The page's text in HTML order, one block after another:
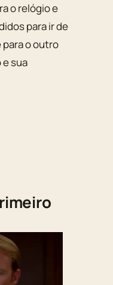
o relógio e
para ir de
para o outro
e sua